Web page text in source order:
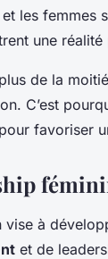
et les femmes
une réalité
de la
C’est
favoriser
à
et de